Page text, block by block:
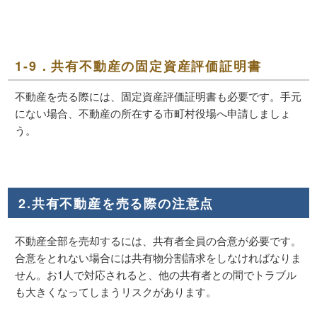
1-9．共有不動産の固定資産評価証明書
不動産を売る際には、固定資産評価証明書も必要です。手元
にない場合、不動産の所在する市町村役場へ申請しましょ
う。
2.共有不動産を売る際の注意点
不動産全部を売却するには、共有者全員の合意が必要です。
合意をとれない場合には共有物分割請求をしなければなりま
せん。お1人で対応されると、他の共有者との間でトラブル
も大きくなってしまうリスクがあります。